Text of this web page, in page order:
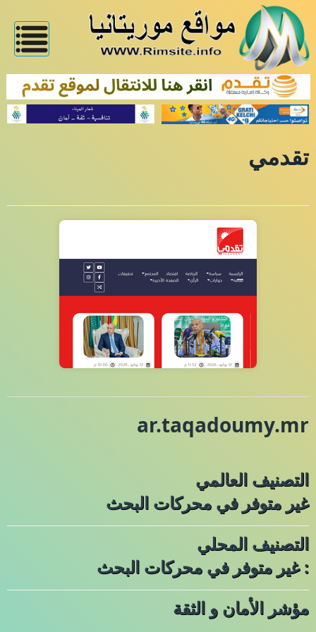
تقدمي
ar.taqadoumy.mr
التصنيف العالمي
غير متوفر في محركات البحث
التصنيف المحلي
: غير متوفر في محركات البحث
مؤشر الأمان و الثقة